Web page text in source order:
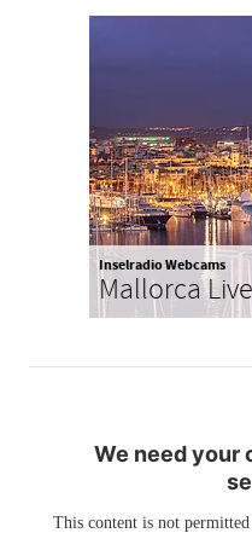
Inselradio Webcams
Mallorca
We need your
This content is not